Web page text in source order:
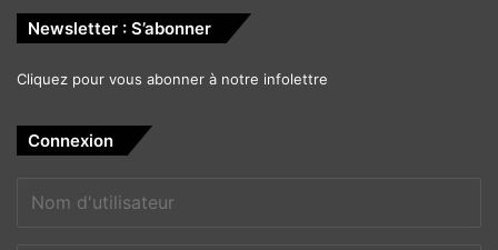
Newsletter : S’abonner
Cliquez pour vous abonner à notre infolettre
Connexion